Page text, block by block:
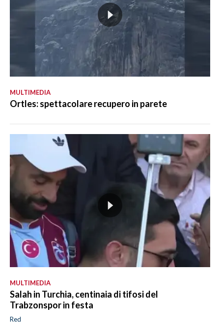
MULTIMEDIA
Ortles: spettacolare recupero in parete
MULTIMEDIA
Salah in Turchia, centinaia di tifosi del
Trabzonspor in festa
Red